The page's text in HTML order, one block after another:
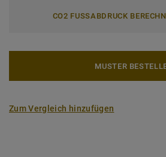
CO2 FUSSABDRUCK
MUSTER
Zum Vergleich hinzufügen